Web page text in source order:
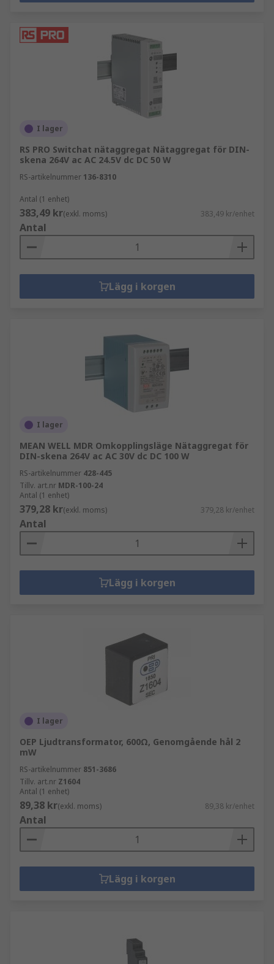
I lager
RS PRO Switchat nätaggregat Nätaggregat för DIN-
skena 264V ac AC 24.5V dc DC 50 W
RS-artikelnummer 136-8310
Antal (1 enhet)
383,49 kr(exkl. moms) 383,49 kr/enhet
Antal
Lägg i korgen
I lager
MEAN WELL MDR Omkopplingsläge Nätaggregat för
DIN-skena 264V ac AC 30V dc DC 100 W
RS-artikelnummer 428-445
Tillv. art.nr MDR-100-24
Antal (1 enhet)
379,28 kr(exkl. moms) 379,28 kr/enhet
Antal
Lägg i korgen
I lager
OEP Ljudtransformator, 600Ω, Genomgående hål 2
mW
RS-artikelnummer 851-3686
Tillv. art.nr Z1604
Antal (1 enhet)
89,38 kr(exkl. moms) 89,38 kr/enhet
Antal
Lägg i korgen